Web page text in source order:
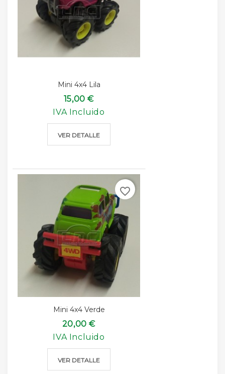
Mini 4x4 Lila
15,00 €
IVA Incluido
VER DETALLE
Mini 4x4 Verde
20,00 €
IVA Incluido
VER DETALLE
favorite_border